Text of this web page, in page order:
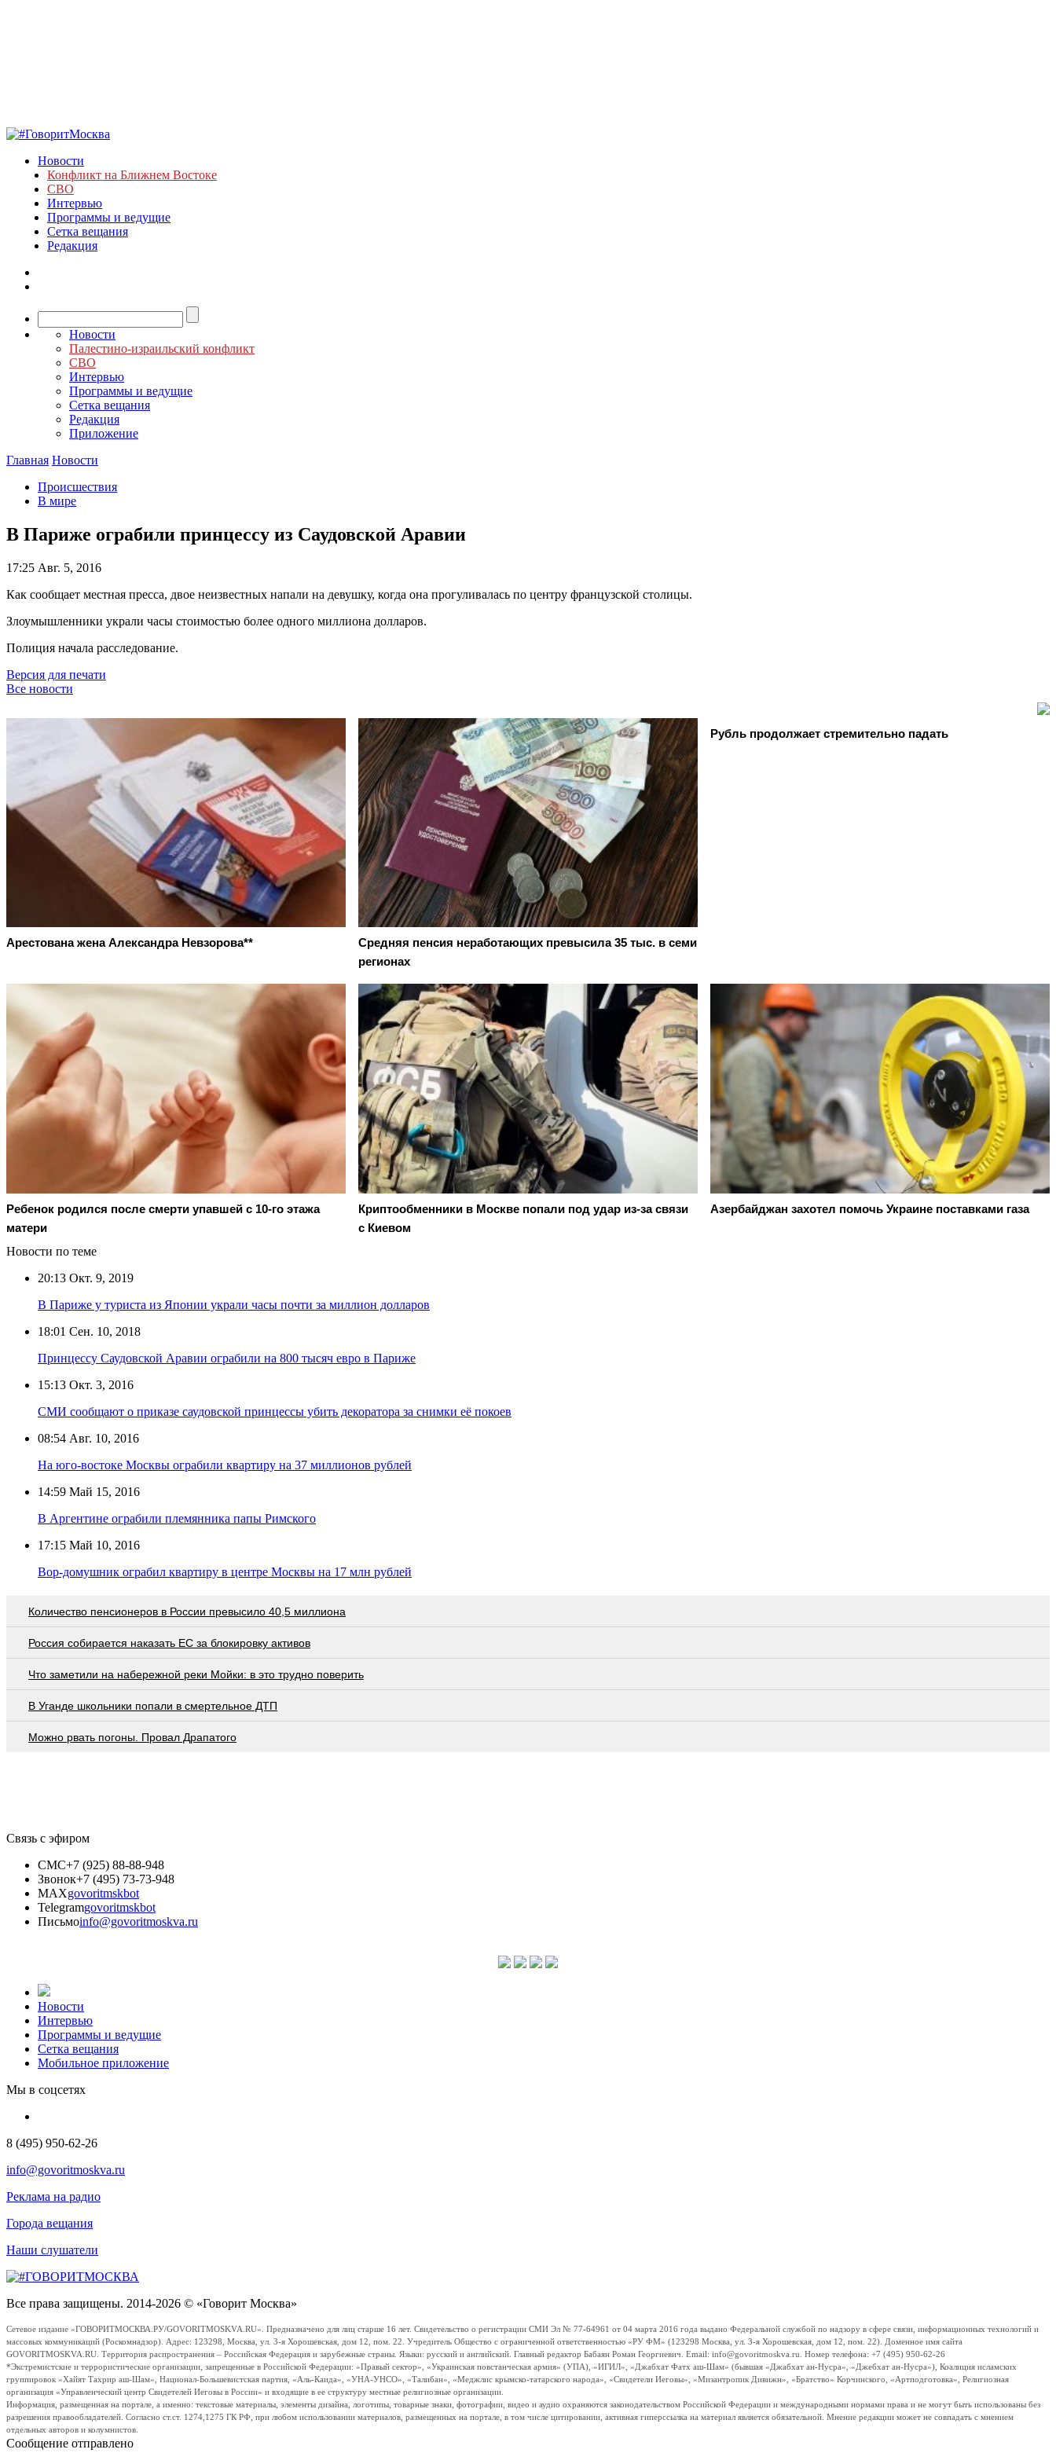
Новости
Конфликт на Ближнем Востоке
СВО
Интервью
Программы и ведущие
Сетка вещания
Редакция
Новости
Палестино-израильский конфликт
СВО
Интервью
Программы и ведущие
Сетка вещания
Редакция
Приложение
Главная Новости
Происшествия
В мире
В Париже ограбили принцессу из Саудовской Аравии
17:25 Авг. 5, 2016
Как сообщает местная пресса, двое неизвестных напали на девушку, когда она прогуливалась по центру французской столицы.
Злоумышленники украли часы стоимостью более одного миллиона долларов.
Полиция начала расследование.
Версия для печати
Все новости
Арестована жена Александра Невзорова**
Средняя пенсия неработающих превысила 35 тыс. в семи
регионах
Рубль продолжает стремительно падать
Ребенок родился после смерти упавшей с 10-го этажа
матери
Криптообменники в Москве попали под удар из-за связи
с Киевом
Азербайджан захотел помочь Украине поставками газа
Новости по теме
20:13 Окт. 9, 2019
В Париже у туриста из Японии украли часы почти за миллион долларов
18:01 Сен. 10, 2018
Принцессу Саудовской Аравии ограбили на 800 тысяч евро в Париже
15:13 Окт. 3, 2016
СМИ сообщают о приказе саудовской принцессы убить декоратора за снимки её покоев
08:54 Авг. 10, 2016
На юго-востоке Москвы ограбили квартиру на 37 миллионов рублей
14:59 Май 15, 2016
В Аргентине ограбили племянника папы Римского
17:15 Май 10, 2016
Вор-домушник ограбил квартиру в центре Москвы на 17 млн рублей
Количество пенсионеров в России превысило 40,5 миллиона
Россия собирается наказать EC за блокировку активов
Что заметили на набережной реки Мойки: в это трудно поверить
В Уганде школьники попали в смертельное ДТП
Можно рвать погоны. Провал Драпатого
Связь с эфиром
СМС+7 (925) 88-88-948
Звонок+7 (495) 73-73-948
MAXgovoritmskbot
Telegramgovoritmskbot
Письмоinfo@govoritmoskva.ru
Новости
Интервью
Программы и ведущие
Сетка вещания
Мобильное приложение
Мы в соцсетях
8 (495) 950-62-26
info@govoritmoskva.ru
Реклама на радио
Города вещания
Наши слушатели
Все права защищены. 2014-2026 © «Говорит Москва»
Сетевое издание «ГОВОРИТМОСКВА.РУ/GOVORITMOSKVA.RU». Предназначено для лиц старше 16 лет. Свидетельство о регистрации СМИ Эл № 77-64961 от 04 марта 2016 года выдано Федеральной службой по надзору в сфере связи, информационных технологий и
массовых коммуникаций (Роскомнадзор). Адрес: 123298, Москва, ул. 3-я Хорошевская, дом 12, пом. 22. Учредитель Общество с ограниченной ответственностью «РУ ФМ» (123298 Москва, ул. 3-я Хорошевская, дом 12, пом. 22). Доменное имя сайта
GOVORITMOSKVA.RU. Территория распространения – Российская Федерация и зарубежные страны. Языки: русский и английский. Главный редактор Бабаян Роман Георгиевич. Email: info@govoritmoskva.ru. Номер телефона: +7 (495) 950-62-26
*Экстремистские и террористические организации, запрещенные в Российской Федерации: «Правый сектор», «Украинская повстанческая армия» (УПА), «ИГИЛ», «Джабхат Фатх аш-Шам» (бывшая «Джабхат ан-Нусра», «Джебхат ан-Нусра»), Коалиция исламских
группировок «Хайят Тахрир аш-Шам», Национал-Большевистская партия, «Аль-Каида», «УНА-УНСО», «Талибан», «Меджлис крымско-татарского народа», «Свидетели Иеговы», «Мизантропик Дивижн», «Братство» Корчинского, «Артподготовка», Религиозная
организация «Управленческий центр Свидетелей Иеговы в России» и входящие в ее структуру местные религиозные организации.
Информация, размещенная на портале, а именно: текстовые материалы, элементы дизайна, логотипы, товарные знаки, фотографии, видео и аудио охраняются законодательством Российской Федерации и международными нормами права и не могут быть использованы без
разрешения правообладателей. Согласно ст.ст. 1274,1275 ГК РФ, при любом использовании материалов, размещенных на портале, в том числе цитировании, активная гиперссылка на материал является обязательной. Мнение редакции может не совпадать с мнением
отдельных авторов и колумнистов.
Сообщение отправлено